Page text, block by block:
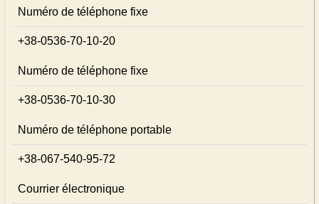
Numéro de téléphone fixe
+38-0536-70-10-20
Numéro de téléphone fixe
+38-0536-70-10-30
Numéro de téléphone portable
+38-067-540-95-72
Courrier électronique